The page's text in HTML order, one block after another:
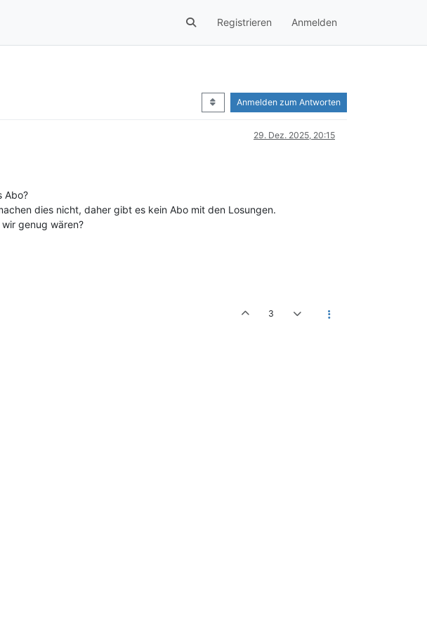
Registrieren Anmelden
Anmelden zum Antworten
29. Dez. 2025, 20:15
Abo?
dies nicht, daher gibt es kein Abo mit den Losungen.
genug wären?
3